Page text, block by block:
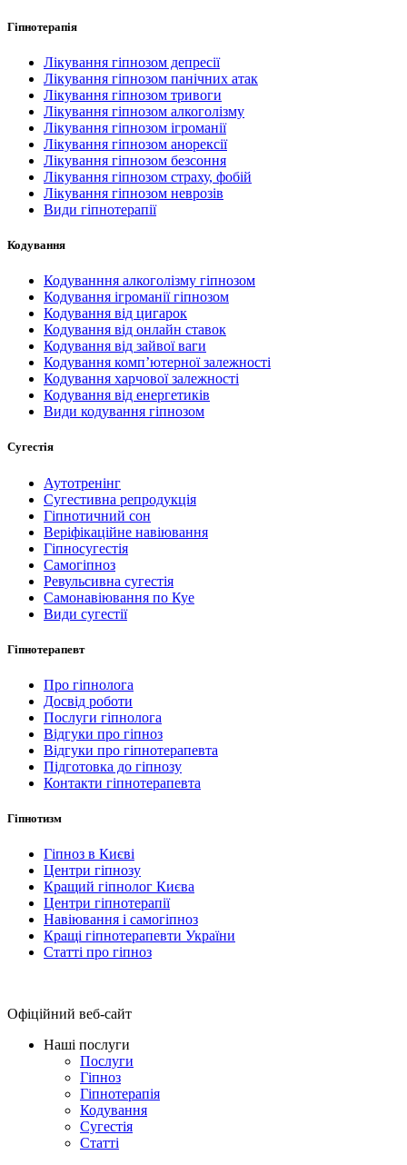
Гіпнотерапія
Лікування гіпнозом депресії
Лікування гіпнозом панічних атак
Лікування гіпнозом тривоги
Лікування гіпнозом алкоголізму
Лікування гіпнозом ігроманії
Лікування гіпнозом анорексії
Лікування гіпнозом безсоння
Лікування гіпнозом страху, фобій
Лікування гіпнозом неврозів
Види гіпнотерапії
Кодування
Кодуванння алкоголізму гіпнозом
Кодування ігроманії гіпнозом
Кодування від цигарок
Кодування від онлайн ставок
Кодування від зайвої ваги
Кодування комп’ютерної залежності
Кодування харчової залежності
Кодування від енергетиків
Види кодування гіпнозом
Сугестія
Аутотренінг
Сугестивна репродукція
Гіпнотичний сон
Веріфікаційне навіювання
Гіпносугестія
Самогіпноз
Ревульсивна сугестія
Самонавіювання по Куе
Види сугестії
Гіпнотерапевт
Про гіпнолога
Досвід роботи
Послуги гіпнолога
Відгуки про гіпноз
Відгуки про гіпнотерапевта
Підготовка до гіпнозу
Контакти гіпнотерапевта
Гіпнотизм
Гіпноз в Києві
Центри гіпнозу
Кращий гіпнолог Києва
Центри гіпнотерапії
Навіювання і самогіпноз
Кращі гіпнотерапевти України
Статті про гіпноз
Офіційний веб-сайт
Наші послуги
Послуги
Гіпноз
Гіпнотерапія
Кодування
Сугестія
Статті